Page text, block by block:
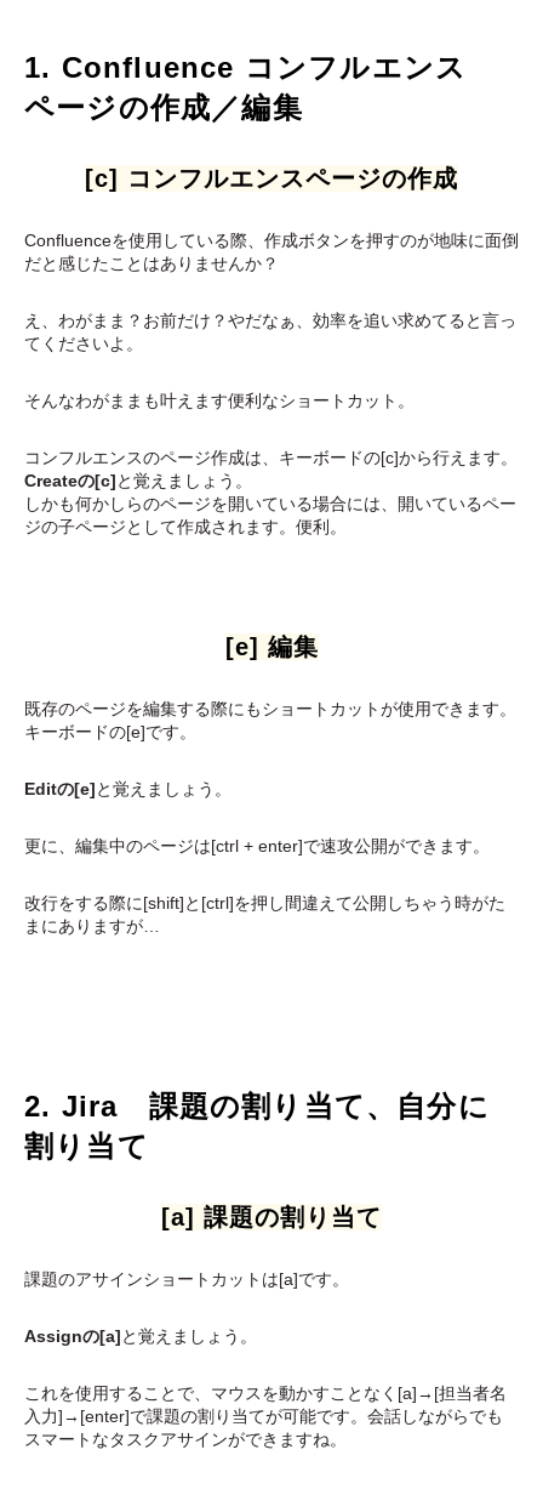
1. Confluence コンフルエンス
ページの作成／編集
[c] コンフルエンスページの作成
Confluenceを使用している際、作成ボタンを押すのが地味に面倒
だと感じたことはありませんか？
え、わがまま？お前だけ？やだなぁ、効率を追い求めてると言っ
てくださいよ。
そんなわがままも叶えます便利なショートカット。
コンフルエンスのページ作成は、キーボードの[c]から行えます。
Createの[c]と覚えましょう。
しかも何かしらのページを開いている場合には、開いているペー
ジの子ページとして作成されます。便利。
[e] 編集
既存のページを編集する際にもショートカットが使用できます。
キーボードの[e]です。
Editの[e]と覚えましょう。
更に、編集中のページは[ctrl + enter]で速攻公開ができます。
改行をする際に[shift]と[ctrl]を押し間違えて公開しちゃう時がた
まにありますが…
2. Jira 課題の割り当て、自分に
割り当て
[a] 課題の割り当て
課題のアサインショートカットは[a]です。
Assignの[a]と覚えましょう。
これを使用することで、マウスを動かすことなく[a]→[担当者名
入力]→[enter]で課題の割り当てが可能です。会話しながらでも
スマートなタスクアサインができますね。